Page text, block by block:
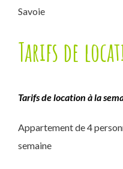
Savoie
Tarifs de
Tarifs de location à la
Appartement de 4
semaine